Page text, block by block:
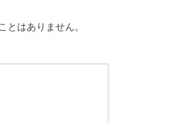
とはありません。